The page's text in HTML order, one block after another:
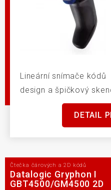
Lineární snímače
design a špičkový
DETAIL
Čtečka čárových a 2D kódů
Datalogic Gryphon I
GBT4500/GM4500 2D